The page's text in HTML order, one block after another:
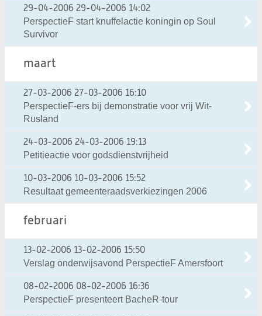
29-04-2006 29-04-2006 14:02
PerspectieF start knuffelactie koningin op Soul
Survivor
maart
27-03-2006 27-03-2006 16:10
PerspectieF-ers bij demonstratie voor vrij Wit-
Rusland
24-03-2006 24-03-2006 19:13
Petitieactie voor godsdienstvrijheid
10-03-2006 10-03-2006 15:52
Resultaat gemeenteraadsverkiezingen 2006
februari
13-02-2006 13-02-2006 15:50
Verslag onderwijsavond PerspectieF Amersfoort
08-02-2006 08-02-2006 16:36
PerspectieF presenteert BacheR-tour